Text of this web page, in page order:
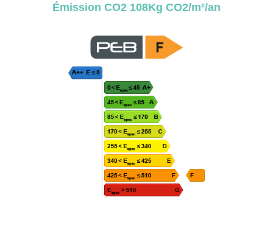
Émission CO2 108Kg CO2/m²/an